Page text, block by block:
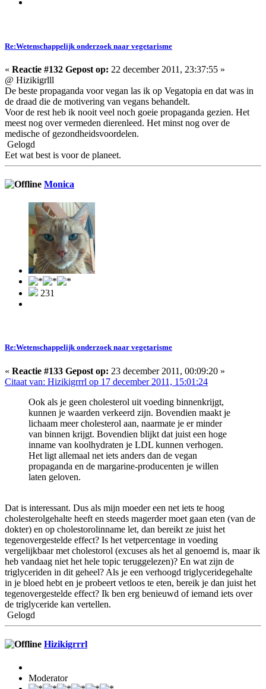
Re:Wetenschappelijk onderzoek naar vegetarisme
« Reactie #132 Gepost op: 22 december 2011, 23:37:55 »
@ Hizikigrlll
De beste propaganda voor vegan las ik op Vegatopia en dat was in
de draad die de motivering van vegans behandelt.
Voor de rest heb ik nooit veel noch goeie propaganda gezien. Het
meest nog over vermeden dierenleed. Het minst nog over de
medische of gezondheidsvoordelen.
Gelogd
Eet wat best is voor de planeet.
Monica
231
Re:Wetenschappelijk onderzoek naar vegetarisme
« Reactie #133 Gepost op: 23 december 2011, 00:09:20 »
Citaat van: Hizikigrrrl op 17 december 2011, 15:01:24
Ook als je geen cholesterol uit voeding binnenkrijgt,
kunnen je waarden verkeerd zijn. Bovendien maakt je
lichaam meer cholesterol aan, naarmate je er minder
van binnen krijgt. Bovendien blijkt dat juist een hoge
inname van koolhydraten je LDL kunnen verhogen.
Het ligt allemaal net iets anders dan de vegan
propaganda en de margarine-producenten je willen
laten geloven.
Dat is interessant. Dus als mijn moeder een net iets te hoog
cholesterolgehalte heeft en steeds magerder moet gaan eten (van de
dokter) en op cholestorolinname let, dan bereikt ze juist het
tegenovergestelde effect? Is het vetpercentage in voeding
vergelijkbaar met cholestorol (excuses als het al genoemd is, maar ik
heb vandaag niet het hele topic teruggelezen)? En wat zijn de
triglyceriden in dit geheel? Als je een verhoogd triglyceridegehalte
in je bloed hebt en je probeert vetloos te eten, bereik je dan juist het
tegenovergestelde effect? Ik ben erg benieuwd of iemand iets over
de triglyceride kan vertellen.
Gelogd
Hizikigrrrl
Moderator